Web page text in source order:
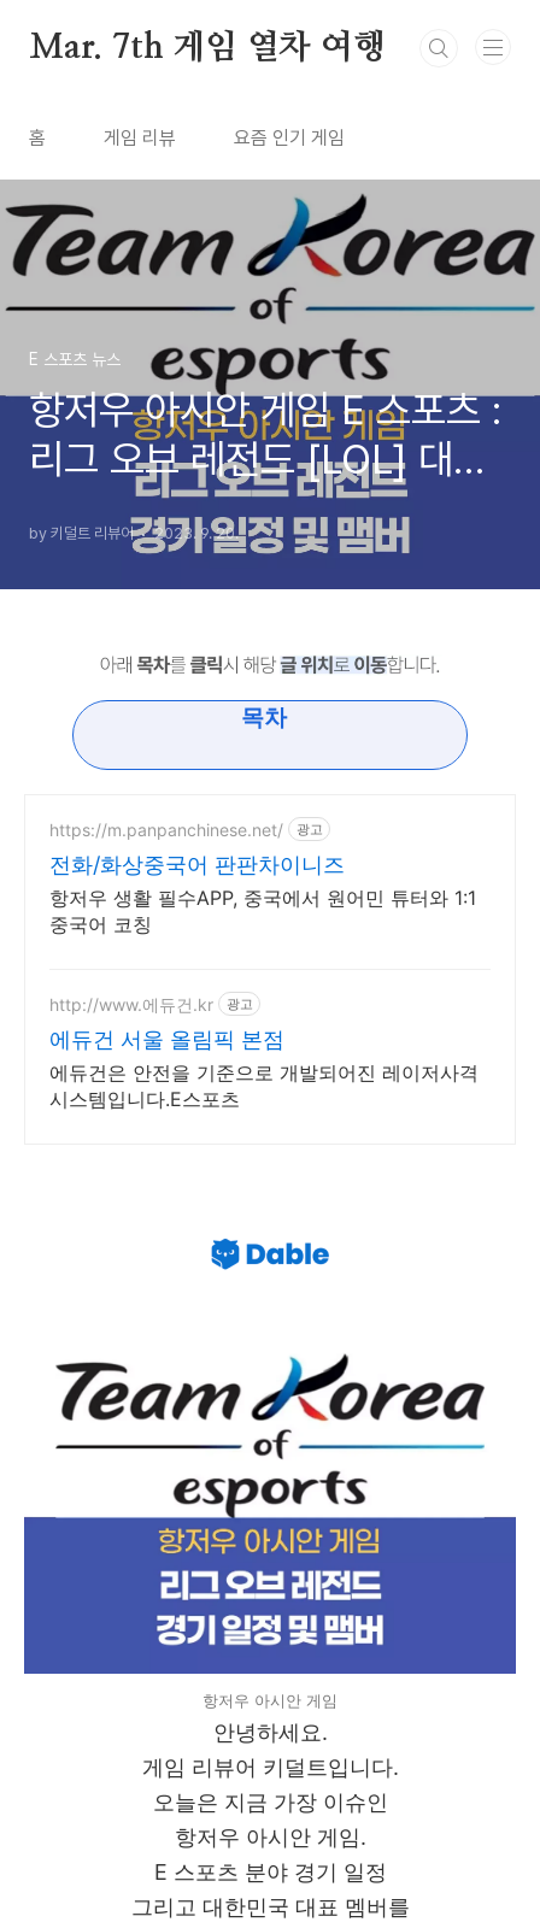
Mar. 7th 게임 열차 여행
홈 게임 리뷰 요즘 인기 게임
E 스포츠 뉴스
항저우 아시안 게임 E 스포츠 :
리그 오브 레전드 [LOL] 대회
일정 맴버 중계 (2023년)
by 키덜트 리뷰어 2023. 9. 20.
목차
https://m.panpanchinese.net/ 광고
전화/화상중국어 판판차이니즈
항저우 생활 필수APP, 중국에서 원어민 튜터와 1:1
중국어 코칭
http://www.에듀건.kr 광고
에듀건 서울 올림픽 본점
에듀건은 안전을 기준으로 개발되어진 레이저사격
시스템입니다.E스포츠
항저우 아시안 게임
안녕하세요.
게임 리뷰어 키덜트입니다.
오늘은 지금 가장 이슈인
항저우 아시안 게임.
E 스포츠 분야 경기 일정
그리고 대한민국 대표 멤버를